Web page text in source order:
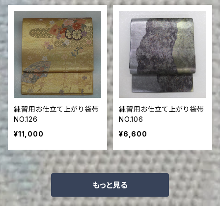
練習用お仕立て上がり袋帯
NO.126
¥11,000
練習用お仕立て上がり袋帯
NO.106
¥6,600
もっと見る